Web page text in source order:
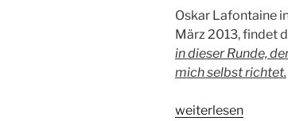
Oskar Lafontaine
März 2013, findet
in dieser Runde,
mich selbst richtet.
„Au
weiterlesen